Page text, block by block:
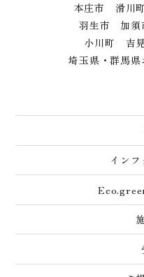
本庄市 滑川
羽生市 加
小川町 吉
埼玉県・群馬
イン